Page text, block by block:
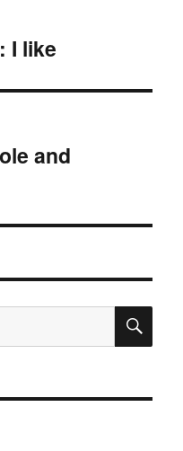
I like
and